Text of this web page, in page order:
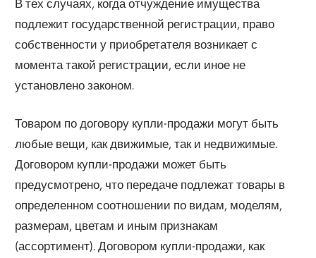
В тех случаях, когда отчуждение имущества
подлежит государственной регистрации, право
собственности у приобретателя возникает с
момента такой регистрации, если иное не
установлено законом.
Товаром по договору купли-продажи могут быть
любые вещи, как движимые, так и недвижимые.
Договором купли-продажи может быть
предусмотрено, что передаче подлежат товары в
определенном соотношении по видам, моделям,
размерам, цветам и иным признакам
(ассортимент). Договором купли-продажи, как